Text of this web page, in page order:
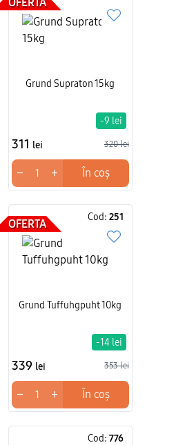
Grund Supraton 15kg
311 lei 320 lei
-9 lei
− + În coș
OFERTA
Cod: 251
Grund Tuffuhgpuht 10kg
339 lei 353 lei
-14 lei
− + În coș
Cod: 776